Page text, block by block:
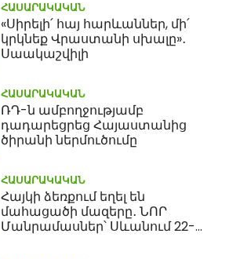
ՀԱՍԱՐԱԿԱԿԱՆ
«Սիրելի՛ հայ հարևաններ, մի՛
կրկնեք Վրաստանի սխալը»․
Սաակաշվիլի
ՀԱՍԱՐԱԿԱԿԱՆ
ՌԴ-ն ամբողջությամբ
դադարեցրեց Հայաստանից
ծիրանի ներմուծումը
ՀԱՍԱՐԱԿԱԿԱՆ
Հայկի ձեռքում եղել են
մահացածի մազերը․ ՆՈՐ
Մանրամասներ՝ Սևանում 22-